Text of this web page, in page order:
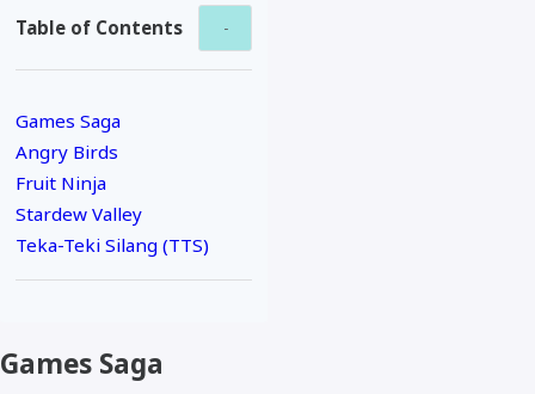
Table of Contents
Games Saga
Angry Birds
Fruit Ninja
Stardew Valley
Teka-Teki Silang (TTS)
Games Saga